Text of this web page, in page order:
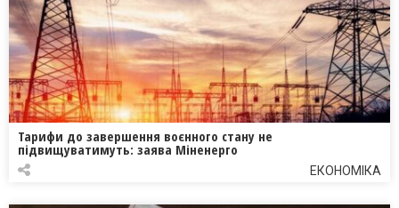
Тарифи до завершення воєнного стану не
підвищуватимуть: заява Міненерго
ЕКОНОМІКА